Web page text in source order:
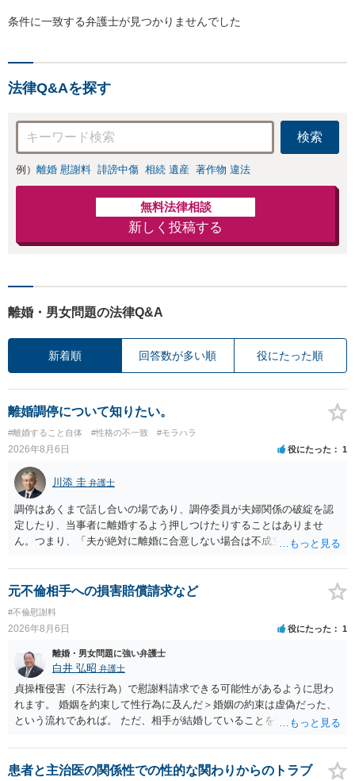
条件に一致する弁護士が見つかりませんでした
法律Q&Aを探す
検索
例） 離婚 慰謝料 誹謗中傷 相続 遺産 著作物 違法
無料法律相談
新しく投稿する
離婚・男女問題の法律Q&A
新着順 回答数が多い順 役にたった順
離婚調停について知りたい。
#離婚すること自体 #性格の不一致 #モラハラ
2026年8月6日 役にたった 1
川添 圭 弁護士
調停はあくまで話し合いの場であり、調停委員が夫婦関係の破綻を認
定したり、当事者に離婚するよう押しつけたりすることはありませ
ん。つまり、「夫が絶対に離婚に合意しない場合は不成立になり」、
きません。 調停段階での離婚成立を希望するなら、夫が離婚に前向き
になるような条件提示をする等、模索するほかありません（極端な話
をいえば、夫から「この条件なら離婚してもよい」として提示された
条件を全部丸呑みする、という方法しかないかもしれません）。た
だ、離婚訴訟をしたくないという考えを見透かされてしまうと、逆に
足下を見られてしまいますので、注意する必要があります。 夫が離婚
に抵抗する可能性が高いのであれば、むしろ淡々と調停不成立にして
離婚訴訟で離婚原因を主張し、判決へ持っていく方が近道であること
も少なくありません。見通し等を含め、弁護士へ相談・依頼した方が
よいと思います。
元不倫相手への損害賠償請求など
#不倫慰謝料
2026年8月6日 役にたった 1
離婚・男女問題に強い弁護士
白井 弘昭 弁護士
貞操権侵害（不法行為）で慰謝料請求できる可能性があるように思わ
れます。 婚姻を約束して性行為に及んだ＞婚姻の約束は虚偽だった、
という流れであれば。 ただ、相手が結婚していることを知って行為に
性も認められそうですので、あまり慰謝料は高額にならないように思
われます。 一度、最寄りの弁護士に相談してみてください。
患者と主治医の関係性での性的な関わりからのトラブ